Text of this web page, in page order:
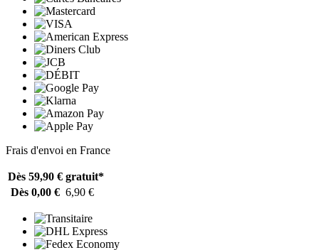
Frais d'envoi en France
Dès 59,90 € gratuit*
Dès 0,00 € 6,90 €